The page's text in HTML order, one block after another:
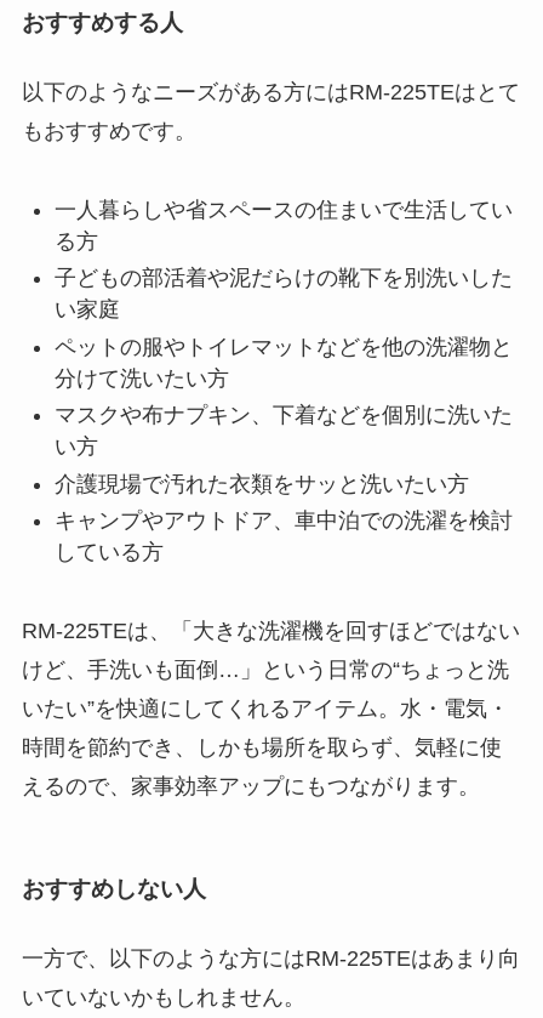
おすすめする人
以下のようなニーズがある方にはRM-225TEはとて
もおすすめです。
一人暮らしや省スペースの住まいで生活してい
る方
子どもの部活着や泥だらけの靴下を別洗いした
い家庭
ペットの服やトイレマットなどを他の洗濯物と
分けて洗いたい方
マスクや布ナプキン、下着などを個別に洗いた
い方
介護現場で汚れた衣類をサッと洗いたい方
キャンプやアウトドア、車中泊での洗濯を検討
している方
RM-225TEは、「大きな洗濯機を回すほどではない
けど、手洗いも面倒…」という日常の“ちょっと洗
いたい”を快適にしてくれるアイテム。水・電気・
時間を節約でき、しかも場所を取らず、気軽に使
えるので、家事効率アップにもつながります。
おすすめしない人
一方で、以下のような方にはRM-225TEはあまり向
いていないかもしれません。